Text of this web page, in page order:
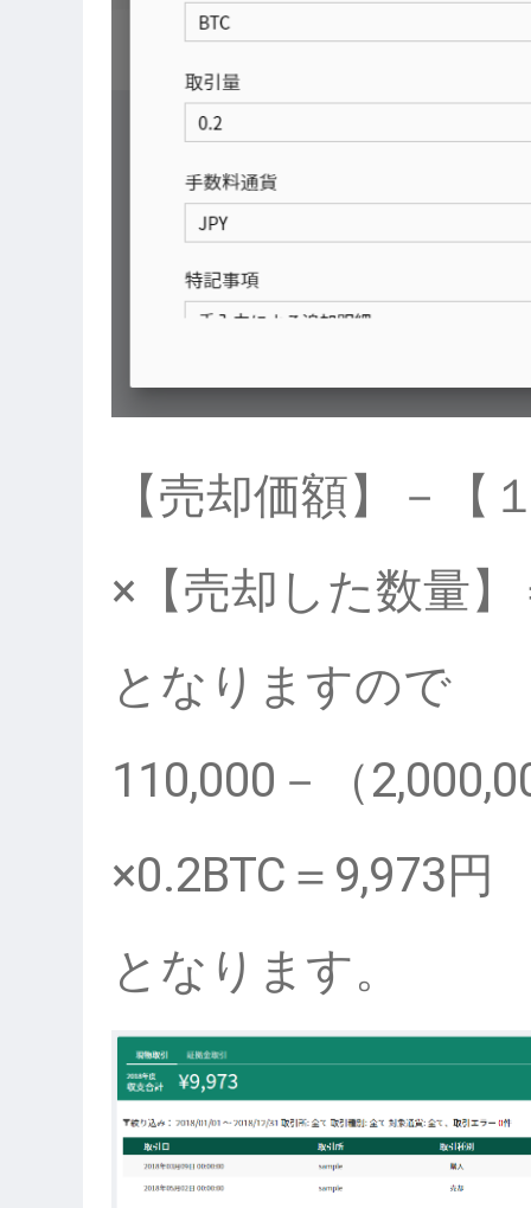
【売却価額】－【
×【売却した数量
となりますので
110,000－（
×0.2BTC＝9,973円
となります。